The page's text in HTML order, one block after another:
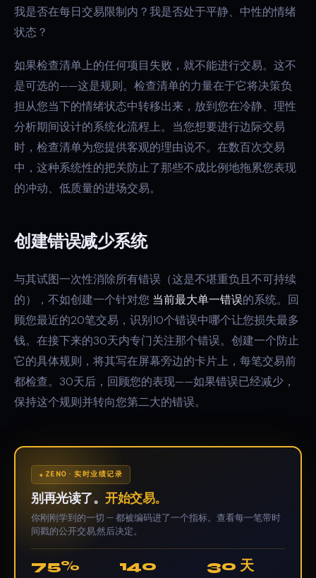
我是否在每日交易限制内？我是否处于平静、中性的情绪
状态？
如果检查清单上的任何项目失败，就不能进行交易。这不
是可选的——这是规则。检查清单的力量在于它将决策负
担从您当下的情绪状态中转移出来，放到您在冷静、理性
分析期间设计的系统化流程上。当您想要进行边际交易
时，检查清单为您提供客观的理由说不。在数百次交易
中，这种系统性的把关防止了那些不成比例地拖累您表现
的冲动、低质量的进场交易。
创建错误减少系统
与其试图一次性消除所有错误（这是不堪重负且不可持续
的），不如创建一个针对您 当前最大单一错误的系统。回
顾您最近的20笔交易，识别10个错误中哪个让您损失最多
钱。在接下来的30天内专门关注那个错误。创建一个防止
它的具体规则，将其写在屏幕旁边的卡片上，每笔交易前
都检查。30天后，回顾您的表现——如果错误已经减少，
保持这个规则并转向您第二大的错误。
ZENO · 实时业绩记录
别再光读了。 开始交易。
你刚刚学到的一切 — 都被编码进了一个指标。查看每一笔带时
间戳的公开交易,然后决定。
75% 140 30 天